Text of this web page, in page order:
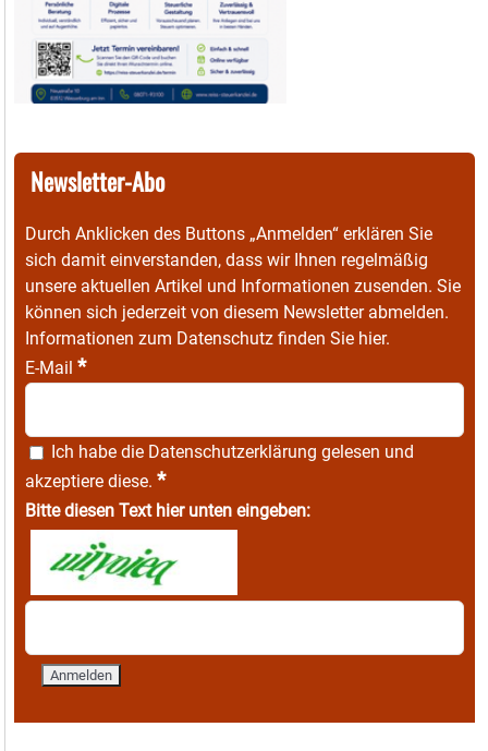
Newsletter-Abo
Durch Anklicken des Buttons „Anmelden“ erklären Sie
sich damit einverstanden, dass wir Ihnen regelmäßig
unsere aktuellen Artikel und Informationen zusenden. Sie
können sich jederzeit von diesem Newsletter abmelden.
Informationen zum Datenschutz finden Sie hier.
E-Mail *
Ich habe die Datenschutzerklärung gelesen und
akzeptiere diese. *
Bitte diesen Text hier unten eingeben: